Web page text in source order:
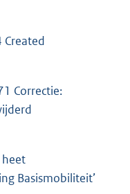
Correctie:
heet
Basismobiliteit’